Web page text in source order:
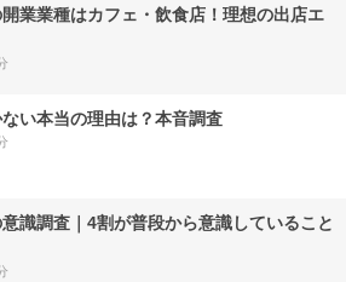
業業種はカフェ・飲食店！理想の出店エ
い本当の理由は？本音調査
識調査｜4割が普段から意識していること